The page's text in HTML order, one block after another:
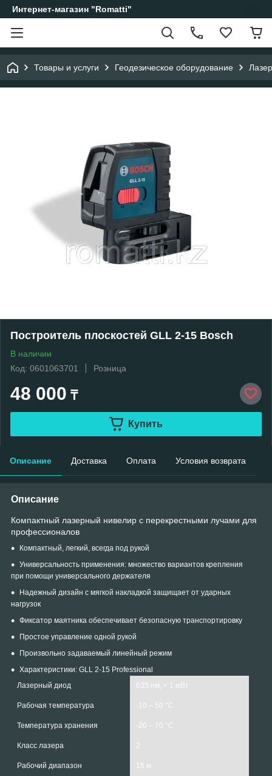
Интернет-магазин "Romatti"
Товары и услуги Геодезическое оборудование
Построитель плоскостей GLL 2-15 Bosch
В наличии
Код: 0601063701
Розница
48 000 ₸
Купить
Описание Доставка Оплата Условия возврата
Описание
Компактный лазерный нивелир с перекрестными лучами для
профессионалов
Компактный, легкий, всегда под рукой
Универсальность применения: множество вариантов крепления
при помощи универсального держателя
Надежный дизайн с мягкой накладкой защищает от ударных
нагрузок
Фиксатор маятника обеспечивает безопасную транспортировку
Простое управление одной рукой
Произвольно задаваемый линейный режим
Характеристики: GLL 2-15 Professional
Лазерный диод
635 нм, < 1 мВт
Рабочая температура -10 – 50 °C
Температура хранения -20 – 70 °C
Класс лазера 2
Рабочий диапазон 15 м